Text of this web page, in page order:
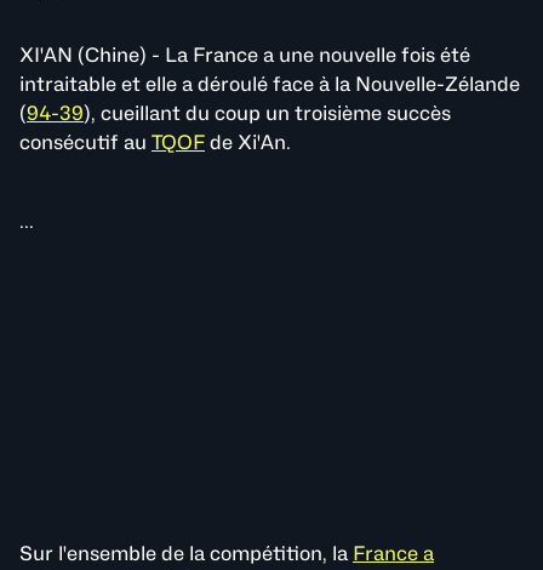
XI'AN (Chine) - La France a une nouvelle fois été
intraitable et elle a déroulé face à la Nouvelle-Zélande
(94-39), cueillant du coup un troisième succès
consécutif au TQOF de Xi'An.
...
Sur l'ensemble de la compétition, la France a